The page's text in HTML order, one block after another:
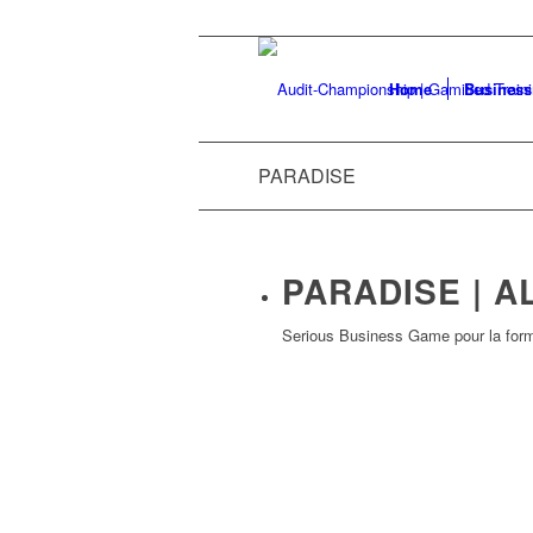
Home
PARADISE
PARADISE |
Serious Business Game pour la